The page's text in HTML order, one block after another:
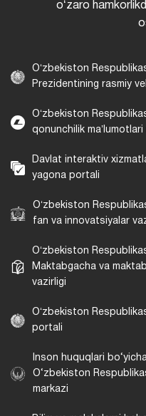
oʻzaro
Oʻzbekiston
Prezidentining rasmiy
Oʻzbekiston
qonunchilik maʼlumotlari
Davlat interaktiv
yagona portali
Oʻzbekiston
fan va innovatsiyalar
Oʻzbekiston
Maktabgacha va maktab
vazirligi
Oʻzbekiston
portali
Inson huquqlari
O‘zbekiston
markazi